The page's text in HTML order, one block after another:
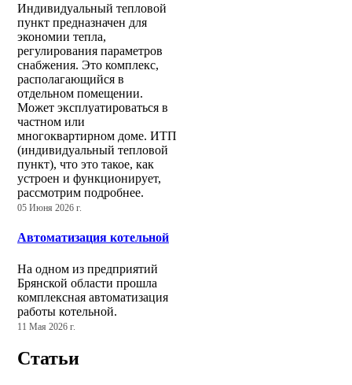
Индивидуальный тепловой
пункт предназначен для
экономии тепла,
регулирования параметров
снабжения. Это комплекс,
располагающийся в
отдельном помещении.
Может эксплуатироваться в
частном или
многоквартирном доме. ИТП
(индивидуальный тепловой
пункт), что это такое, как
устроен и функционирует,
рассмотрим подробнее.
05 Июня 2026 г.
Автоматизация котельной
На одном из предприятий
Брянской области прошла
комплексная автоматизация
работы котельной.
11 Мая 2026 г.
Статьи